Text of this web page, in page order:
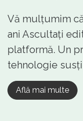
Vă mulțumim
ani Ascultați
platformă. Un
tehnologie
Află mai multe